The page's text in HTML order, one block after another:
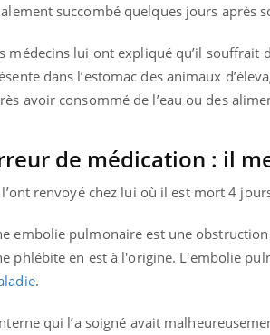
succombé quelques jours après
médecins lui ont expliqué qu’il souffrait
dans l’estomac des animaux
avoir consommé de l’eau ou des
de médication : il
l’ont renvoyé chez lui où il est mort 4
embolie pulmonaire est une
phlébite en est à l'origine. L'embolie
.
qui l’a soigné avait